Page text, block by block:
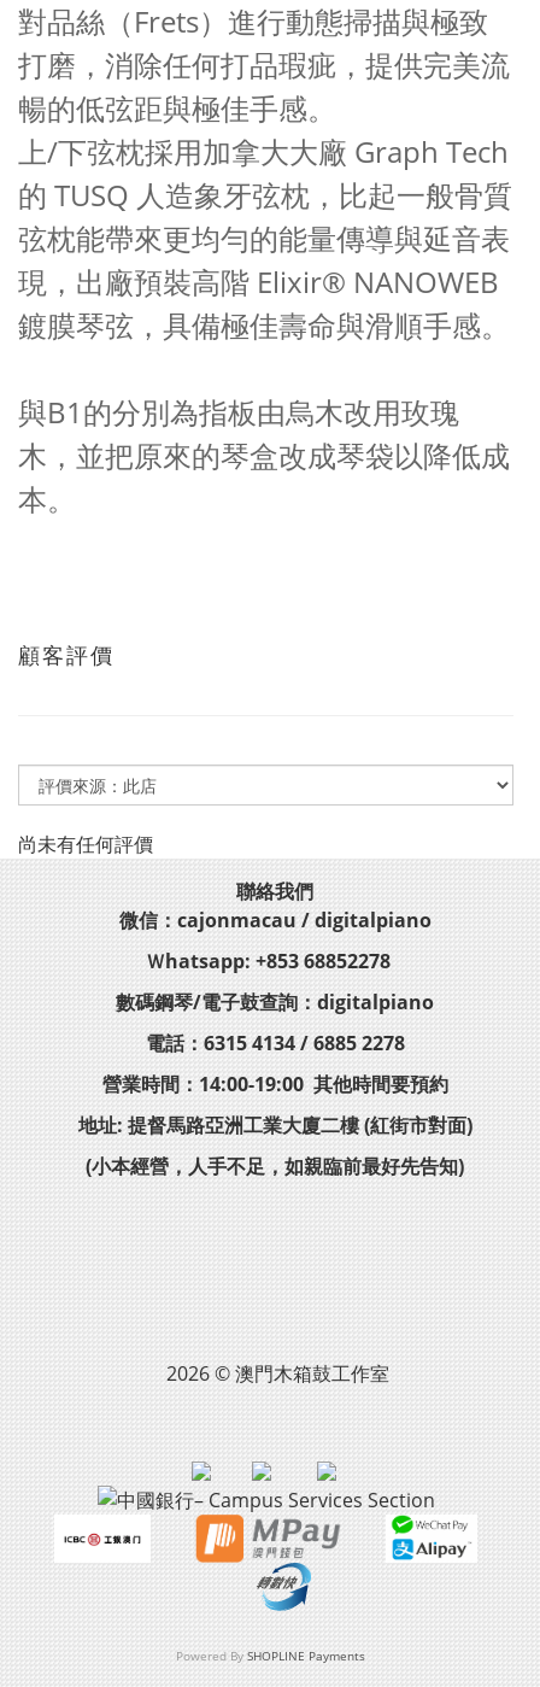
對品絲（Frets）進行動態掃描與極致
打磨，消除任何打品瑕疵，提供完美流
暢的低弦距與極佳手感。
上/下弦枕採用加拿大大廠 Graph Tech
的 TUSQ 人造象牙弦枕，比起一般骨質
弦枕能帶來更均勻的能量傳導與延音表
現，出廠預裝高階 Elixir® NANOWEB
鍍膜琴弦，具備極佳壽命與滑順手感。
與B1的分別為指板由烏木改用玫瑰
木，並把原來的琴盒改成琴袋以降低成
本。
顧客評價
尚未有任何評價
聯絡我們
微信：cajonmacau / digitalpiano
Ｗhatsapp: +853 68852278
數碼鋼琴/電子鼓查詢：digitalpiano
電話：6315 4134 / 6885 2278
營業時間：14:00-19:00 其他時間要預約
地址: 提督馬路亞洲工業大廈二樓 (紅街市對面)
(小本經營，人手不足，如親臨前最好先告知)
2026 © 澳門木箱鼓工作室
Powered By SHOPLINE Payments